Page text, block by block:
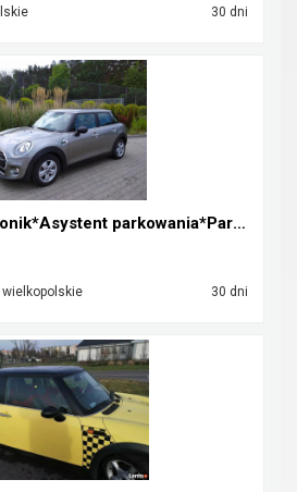
30 dni
Mini 36tys*Klimatronik*Asystent parkowania*Parki p...
30 dni